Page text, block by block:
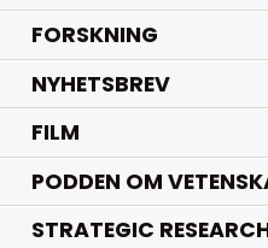
FORSKNING.
NYHETSBREV
FILM
PODDEN OM
STRATEGIC